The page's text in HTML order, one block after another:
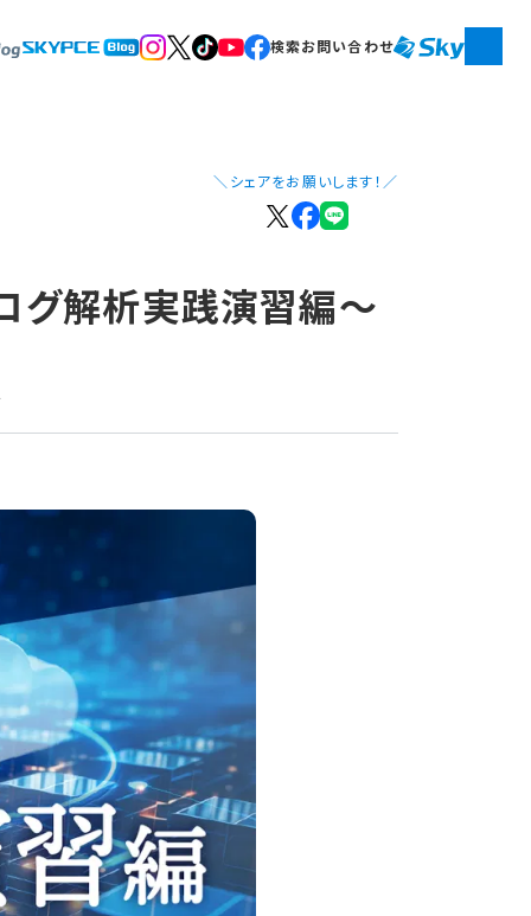
検索お問い合わせ
＼シェアをお願いします！／
グ解析実践演習編～